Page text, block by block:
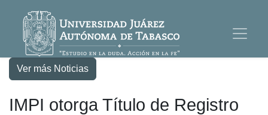
Ver más Noticias
IMPI otorga Título de Registro